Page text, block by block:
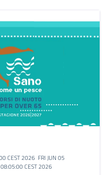
CEST 2026 FRI JUN 05
CEST 2026